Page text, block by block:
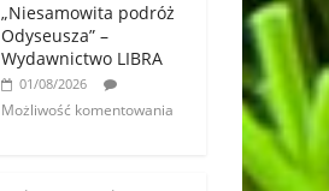
„Niesamowita podróż
Odyseusza” –
Wydawnictwo LIBRA
01/08/2026
Możliwość komentowania